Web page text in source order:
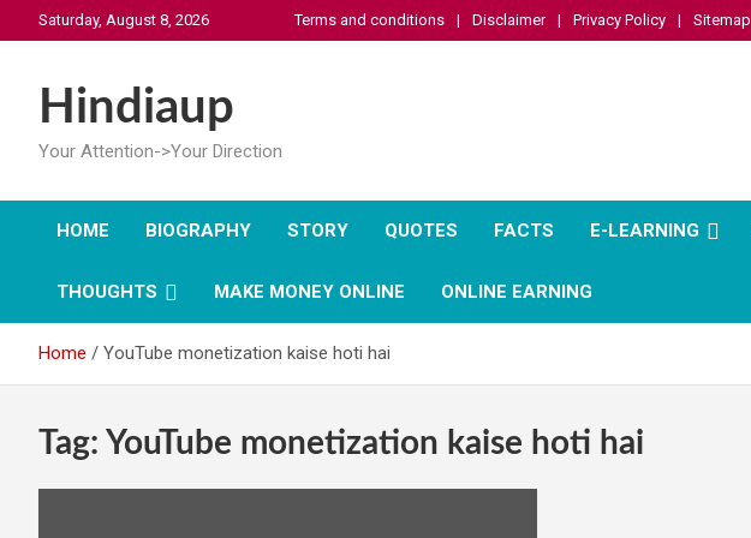
to
Saturday, August 8, 2026 Terms and conditions Disclaimer Privacy Policy Sitemap
Hindiaup
Your Attention->Your Direction
HOME BIOGRAPHY STORY QUOTES FACTS E-LEARNING
THOUGHTS MAKE MONEY ONLINE ONLINE EARNING
Home YouTube monetization kaise hoti hai
Tag: YouTube monetization kaise hoti hai